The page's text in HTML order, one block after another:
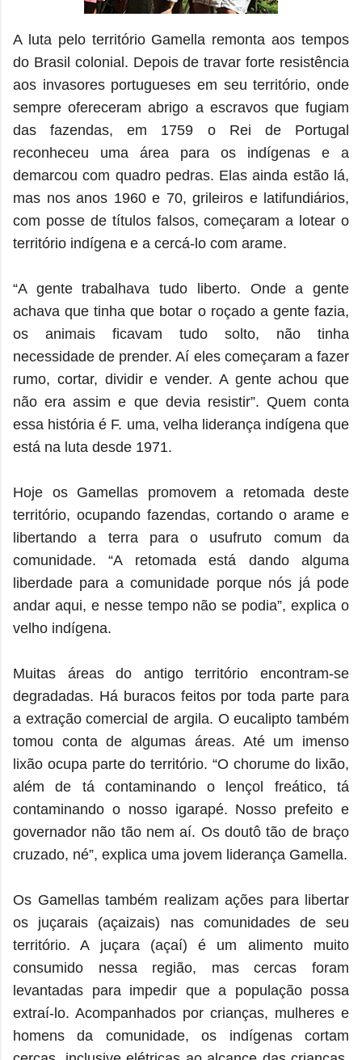
A luta pelo território Gamella remonta aos tempos
do Brasil colonial. Depois de travar forte resistência
aos invasores portugueses em seu território, onde
sempre ofereceram abrigo a escravos que fugiam
das fazendas, em 1759 o Rei de Portugal
reconheceu uma área para os indígenas e a
demarcou com quadro pedras. Elas ainda estão lá,
mas nos anos 1960 e 70, grileiros e latifundiários,
com posse de títulos falsos, começaram a lotear o
território indígena e a cercá-lo com arame.
“A gente trabalhava tudo liberto. Onde a gente
achava que tinha que botar o roçado a gente fazia,
os animais ficavam tudo solto, não tinha
necessidade de prender. Aí eles começaram a fazer
rumo, cortar, dividir e vender. A gente achou que
não era assim e que devia resistir”. Quem conta
essa história é F. uma, velha liderança indígena que
está na luta desde 1971.
Hoje os Gamellas promovem a retomada deste
território, ocupando fazendas, cortando o arame e
libertando a terra para o usufruto comum da
comunidade. “A retomada está dando alguma
liberdade para a comunidade porque nós já pode
andar aqui, e nesse tempo não se podia”, explica o
velho indígena.
Muitas áreas do antigo território encontram-se
degradadas. Há buracos feitos por toda parte para
a extração comercial de argila. O eucalipto também
tomou conta de algumas áreas. Até um imenso
lixão ocupa parte do território. “O chorume do lixão,
além de tá contaminando o lençol freático, tá
contaminando o nosso igarapé. Nosso prefeito e
governador não tão nem aí. Os doutô tão de braço
cruzado, né”, explica uma jovem liderança Gamella.
Os Gamellas também realizam ações para libertar
os juçarais (açaizais) nas comunidades de seu
território. A juçara (açaí) é um alimento muito
consumido nessa região, mas cercas foram
levantadas para impedir que a população possa
extraí-lo. Acompanhados por crianças, mulheres e
homens da comunidade, os indígenas cortam